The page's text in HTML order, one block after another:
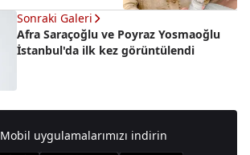
Sonraki Galeri
Afra Saraçoğlu ve Poyraz Yosmaoğlu
İstanbul'da ilk kez görüntülendi
Mobil uygulamalarımızı indirin